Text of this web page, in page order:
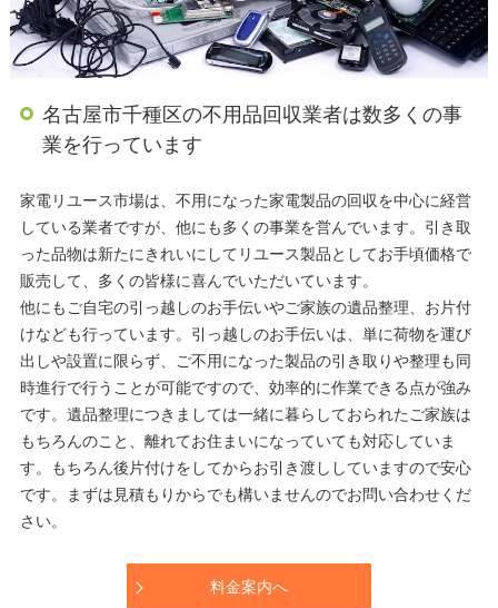
名古屋市千種区の不用品回収業者は数多くの事
業を行っています
家電リユース市場は、不用になった家電製品の回収を中心に経営
している業者ですが、他にも多くの事業を営んでいます。引き取
った品物は新たにきれいにしてリユース製品としてお手頃価格で
販売して、多くの皆様に喜んでいただいています。
他にもご自宅の引っ越しのお手伝いやご家族の遺品整理、お片付
けなども行っています。引っ越しのお手伝いは、単に荷物を運び
出しや設置に限らず、ご不用になった製品の引き取りや整理も同
時進行で行うことが可能ですので、効率的に作業できる点が強み
です。遺品整理につきましては一緒に暮らしておられたご家族は
もちろんのこと、離れてお住まいになっていても対応していま
す。 もちろん後片付けをしてからお引き渡ししていますので安心
です。まずは見積もりからでも構いませんのでお問い合わせくだ
さい。
料金案内へ